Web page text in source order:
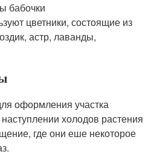
бабочки
цветники, состоящие из
астр, лаванды,
оформления участка
холодов растения
где они еше некоторое